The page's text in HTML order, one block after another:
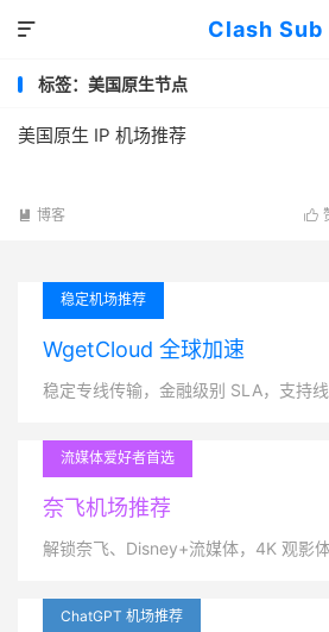
Clash Sub

标签：美国原生节点
美国原生 IP 机场推荐

 博客
稳定机场推荐
WgetCloud 全球加速
稳定专线传输，金融级别 SLA，支持线
流媒体爱好者首选
奈飞机场推荐
解锁奈飞、Disney+流媒体，4K 观影体
ChatGPT 机场推荐